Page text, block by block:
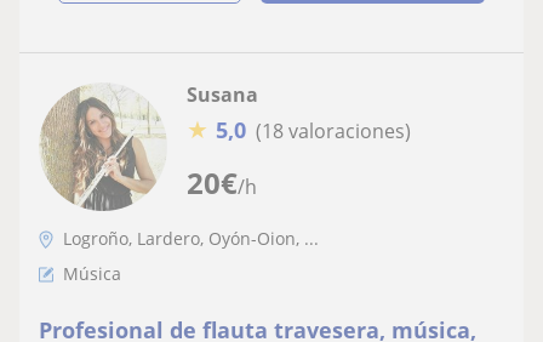
20€/h
Susana
★ 5,0 (18 valoraciones)
Logroño, Lardero, Oyón-Oion, ...
Música
Profesional de flauta travesera, música,